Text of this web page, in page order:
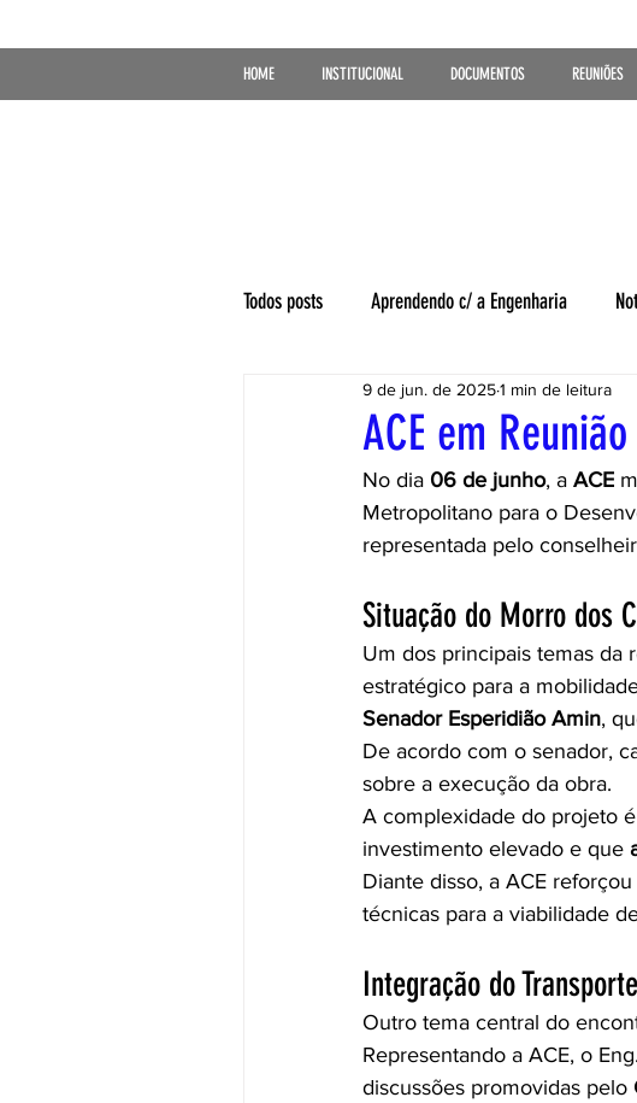
HOME INSTITUCIONAL DOCUMENTOS REUNIÕES
Todos posts Aprendendo c/ a Engenharia
ACE em
9 de jun. de 20251 min de leitura
No dia 06 de junho, a ACE
Metropolitano para o
representada pelo
Situação do Morro dos
Um dos principais temas da
estratégico para a
Senador Esperidião Amin,
De acordo com o senador,
sobre a execução da obra.
A complexidade do projeto
investimento elevado e que
Diante disso, a ACE
técnicas para a viabilidade
Integração do
Outro tema central do
Representando a ACE, o
discussões promovidas pelo